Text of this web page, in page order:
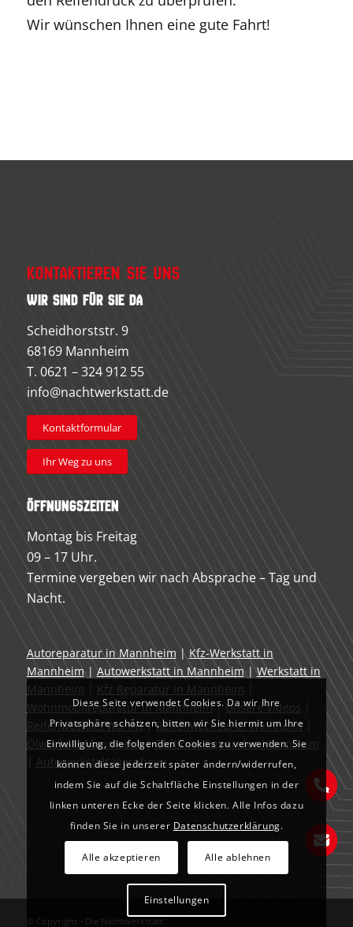
Wir wünschen Ihnen eine gute Fahrt!
Kontaktieren Sie uns
Wir sind für Sie da
Scheidhorststr. 9
68169 Mannheim
T. 0621 – 324 912 55
info@nachtwerkstatt.de
Kontaktformular
Ihr Weg zu uns
Öffnungszeiten
Montag bis Freitag
09 – 17 Uhr.
Termine vergeben wir nach Absprache – Tag und
Nacht.
Autoreparatur in Mannheim | Kfz-Werkstatt in
Mannheim|Autowerkstatt in Mannheim|Werkstatt in
Mannheim
Kfz Reparatur in Mannheim
Wohnmobilreparatur in Mannheim| Unsere Videos
Reifenwechsel Worms|Reifenwechsel in Weinheim|
Ölwechsel Mannheim|Oldtimer Reparatur Mannheim
Autowerkstatt Viernheim
© Copyright - Die Nachtwerkstatt
Diese Seite verwendet Cookies. Da wir Ihre
Privatsphäre schätzen, bitten wir Sie hiermit um Ihre
Einwilligung, die folgenden Cookies zu verwenden. Sie
können diese jederzeit später ändern/widerrufen,
indem Sie auf die Schaltfläche Einstellungen in der
linken unteren Ecke der Seite klicken. Alle Infos dazu
finden Sie in unserer Datenschutzerklärung.
Alle akzeptieren Alle ablehnen
Einstellungen